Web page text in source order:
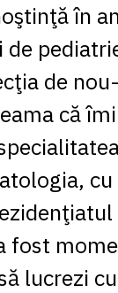
în
de
că
fost
lucrezi